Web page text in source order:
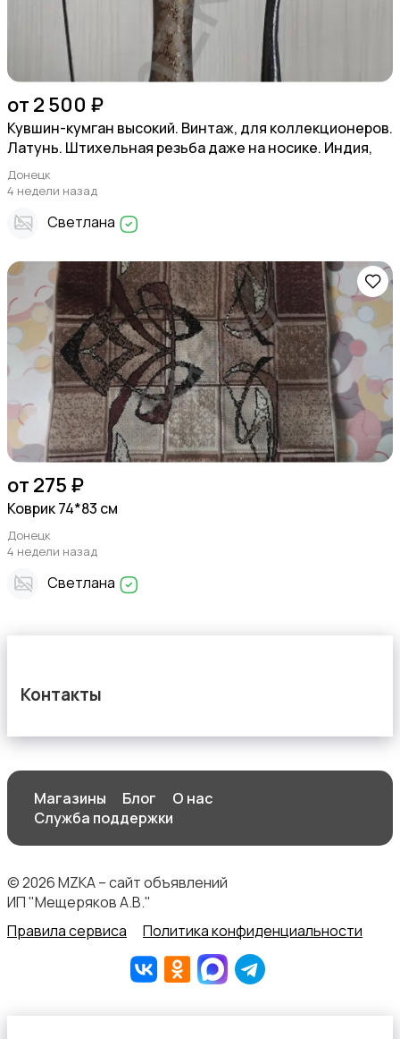
от 2 500 ₽
Кувшин-кумган высокий. Винтаж, для коллекционеров.
Латунь. Штихельная резьба даже на носике. Индия,
Донецк
4 недели назад
Светлана
от 275 ₽
Коврик 74*83 см
Донецк
4 недели назад
Светлана
Контакты
Магазины Блог
О нас
Служба поддержки
© 2026 MZKA – сайт объявлений
ИП "Мещеряков А.В."
Правила сервиса
Политика конфиденциальности